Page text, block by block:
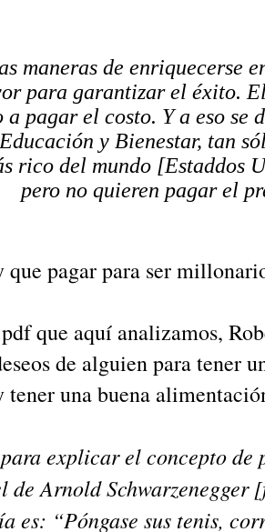
maneras de enriquecerse
para garantizar el éxito.
a pagar el costo. Y a eso se
y Bienestar, tan
rico del mundo [Estaddos
pero no quieren pagar el
que pagar para ser
que aquí analizamos,
de alguien para tener
una buena
explicar el concepto de
de Arnold
es: “Póngase sus tenis,